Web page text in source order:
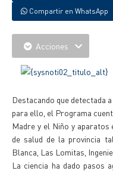
Compartir en WhatsApp
Acciones
Destacando que detectada
para ello, el Programa
Madre y el Niño y
de salud de la provincia
Blanca, Las Lomitas,
La ciencia ha dado pasos